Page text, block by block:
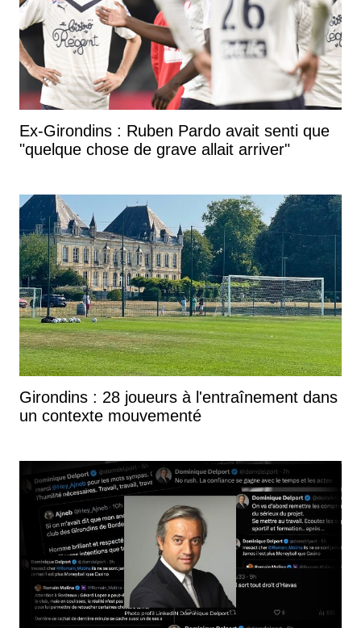
Ex-Girondins : Ruben Pardo avait senti que
"quelque chose de grave allait arriver"
Girondins : 28 joueurs à l'entraînement dans
un contexte mouvementé